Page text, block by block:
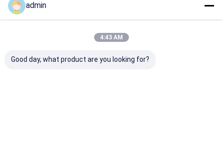
Συνιστώμενα Προϊόντα
admin
4:43 AM
Good day, what product are you looking for?